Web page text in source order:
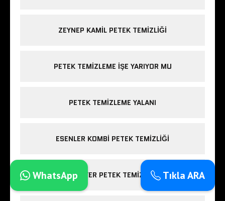
ZEYNEP KAMIL PETEK TEMIZLIĞI
PETEK TEMIZLEME IŞE YARIYOR MU
PETEK TEMIZLEME YALANI
ESENLER KOMBI PETEK TEMIZLIĞI
SARIYER PETEK TEMIZLIĞI Tıkla ARA
WhatsApp